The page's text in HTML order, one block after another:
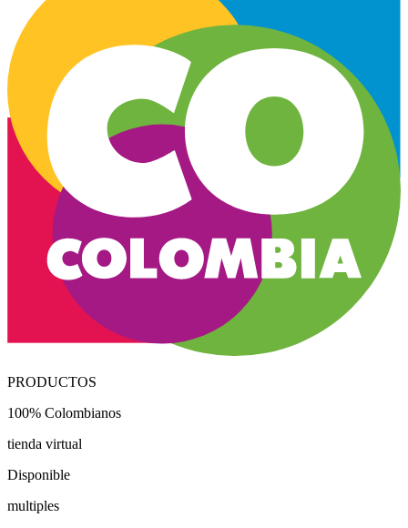
PRODUCTOS
100% Colombianos
tienda virtual
Disponible
multiples